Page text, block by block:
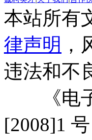
本站所有
律声明 ，
违法和不
《电子
[2008]1 号